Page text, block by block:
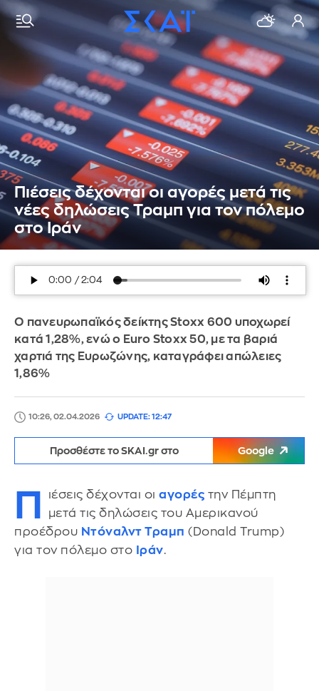
Πιέσεις δέχονται οι αγορές μετά τις
νέες δηλώσεις Τραμπ για τον πόλεμο
στο Ιράν
Ο πανευρωπαϊκός δείκτης Stoxx 600 υποχωρεί
κατά 1,28%, ενώ ο Euro Stoxx 50, με τα βαριά
χαρτιά της Ευρωζώνης, καταγράφει απώλειες
1,86%
10:26, 02.04.2026 UPDATE: 12:47
Προσθέστε το SKAI.gr στο Google
Π ιέσεις δέχονται οι αγορές την Πέμπτη
μετά τις δηλώσεις του Αμερικανού
προέδρου Ντόναλντ Τραμπ (Donald Trump)
για τον πόλεμο στο Ιράν.